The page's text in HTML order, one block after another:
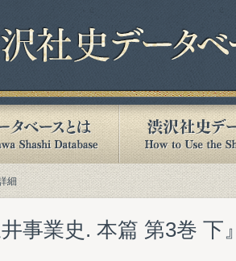
細
事業史. 本篇 第3巻 下